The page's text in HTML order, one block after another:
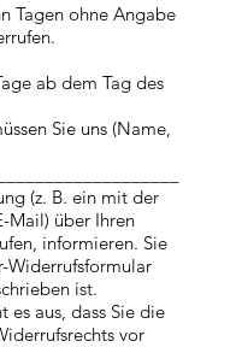
Tagen ohne Angabe
ab dem Tag des
Sie uns (Name,
(z. B. ein mit der
Mail) über Ihren
informieren. Sie
Widerrufsformular
ist.
es aus, dass Sie die
vor